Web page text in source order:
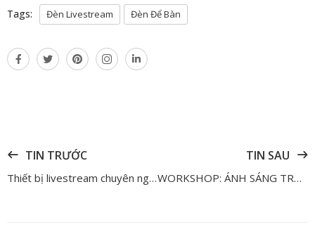
Tags: Đèn Livestream Đèn Để Bàn
TIN TRƯỚC
Thiết bị livestream chuyên nghiệp: Ưu điểm vượt trội so với thiết bị cơ bản
TIN SAU
WORKSHOP: ÁNH SÁNG TRONG NHIẾP ẢNH & BỐ CỤC CƠ BẢN VỚI CONTENT CREATOR HÀ NẮNG